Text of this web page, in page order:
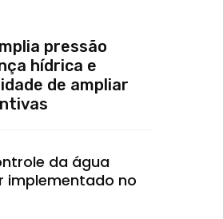
pressão
hídrica e
de ampliar
da água
implementado no